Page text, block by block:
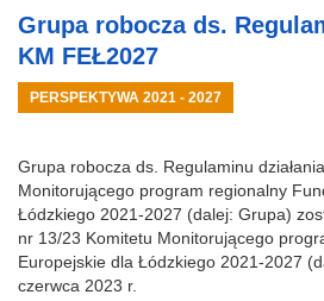
Grupa robocza ds.
KM FEŁ2027
PERSPEKTYWA 2021 - 2027
Grupa robocza ds. Regulaminu
Monitorującego program regionalny
Łódzkiego 2021-2027 (dalej: Grupa)
nr 13/23 Komitetu Monitorującego
Europejskie dla Łódzkiego 2021-2027
czerwca 2023 r.